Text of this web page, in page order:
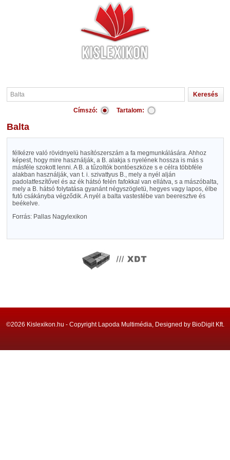
Címszó: Tartalom:
Balta
félkézre való rövidnyelü hasítószerszám a fa megmunkálására. Ahhoz
képest, hogy mire használják, a B. alakja s nyelének hossza is más s
másféle szokott lenni. A B. a tűzoltók bontóeszköze s e célra többféle
alakban használják, van t. i. szivattyus B., mely a nyél alján
padolatfeszítővel és az ék hátsó felén fafokkal van ellátva, s a mászóbalta,
mely a B. hátsó folytatása gyanánt négyszögletü, hegyes vagy lapos, élbe
futó csákányba végződik. A nyél a balta vastestébe van beeresztve és
beékelve.
Forrás: Pallas Nagylexikon
©2026 Kislexikon.hu - Copyright Lapoda Multimédia, Designed by BioDigit Kft.